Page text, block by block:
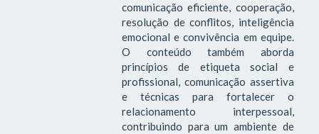
comunicação eficiente, cooperação,
resolução de conflitos, inteligência
emocional e convivência em equipe.
O conteúdo também aborda
princípios de etiqueta social e
profissional, comunicação assertiva
e técnicas para fortalecer o
relacionamento interpessoal,
contribuindo para um ambiente de